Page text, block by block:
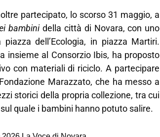
partecipato, lo scorso 31 maggio, a
bambinidella città di Novara, con uno
dell’Ecologia, in piazza Martiri.
insieme al Consorzio Ibis, ha proposto
con materiali di riciclo. A partecipare
Marazzato, che ha messo a
storici della propria collezione, tra cui
quale i bambini hanno potuto salire.